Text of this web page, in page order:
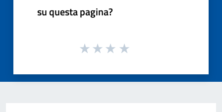
su questa pagina?